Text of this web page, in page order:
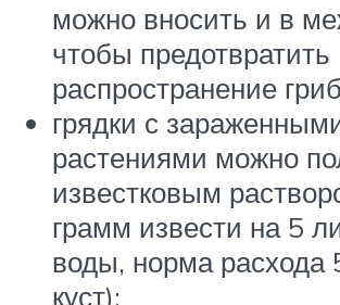
можно вносить и в
чтобы предотвратить
распространение
грядки с
растениями можно
известковым
грамм извести на 5
воды, норма расхода
куст);